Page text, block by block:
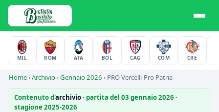
MIL ROM ATA BOL CAG COM CRE
Home›Archivio›Gennaio 2026 › PRO Vercelli-Pro Patria
Contenuto d'archivio· partita del 03 gennaio 2026 ·
stagione 2025-2026